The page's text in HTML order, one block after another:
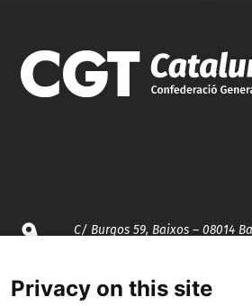
C/ Burgos 59, Baixos – 08014
spcgtcatalunya.cat
Privacy on this site